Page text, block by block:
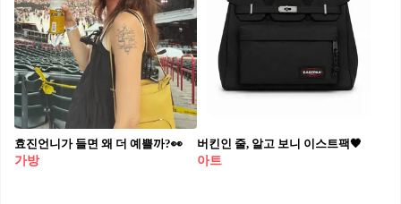
효진언니가 들면 왜 더 예쁠까?👀
가방
버킨인 줄, 알고 보니 이스트팩🖤
아트